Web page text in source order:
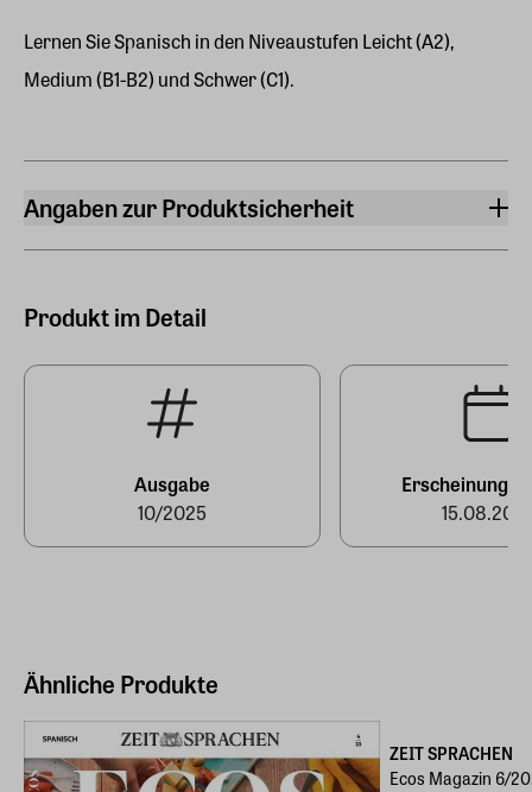
Lernen Sie Spanisch in den Niveaustufen Leicht (A2),
Medium (B1-B2) und Schwer (C1).
Angaben zur Produktsicherheit
Deutschland (EU)
E-Mail-Adresse
Produkt im Detail
Ausgabe
10/2025
Ähnliche Produkte
ZEIT SPRACHEN
Ecos Magazin 6/